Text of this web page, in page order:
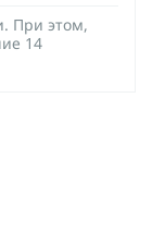
При этом,
14